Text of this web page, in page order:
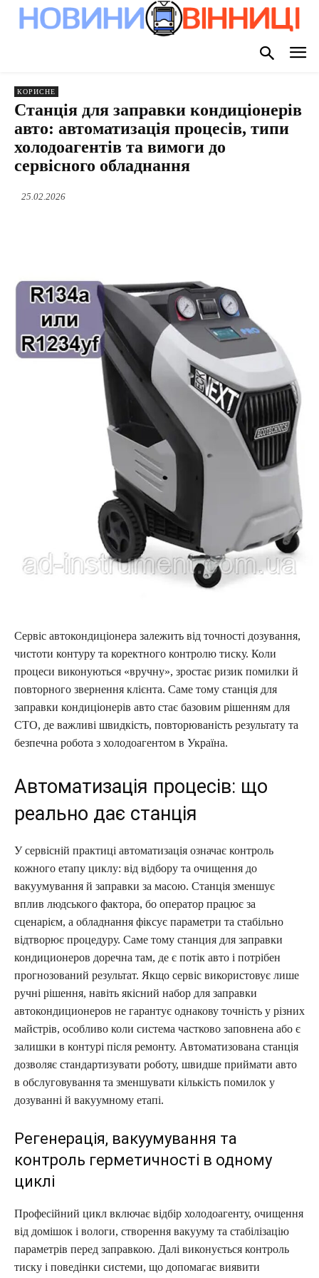
КОРИСНЕ
Станція для заправки кондиціонерів
авто: автоматизація процесів, типи
холодоагентів та вимоги до
сервісного обладнання
25.02.2026
Сервіс автокондиціонера залежить від точності дозування,
чистоти контуру та коректного контролю тиску. Коли
процеси виконуються «вручну», зростає ризик помилки й
повторного звернення клієнта. Саме тому станція для
заправки кондиціонерів авто стає базовим рішенням для
СТО, де важливі швидкість, повторюваність результату та
безпечна робота з холодоагентом в Україна.
Автоматизація процесів: що
реально дає станція
У сервісній практиці автоматизація означає контроль
кожного етапу циклу: від відбору та очищення до
вакуумування й заправки за масою. Станція зменшує
вплив людського фактора, бо оператор працює за
сценарієм, а обладнання фіксує параметри та стабільно
відтворює процедуру. Саме тому станция для заправки
кондиционеров доречна там, де є потік авто і потрібен
прогнозований результат. Якщо сервіс використовує лише
ручні рішення, навіть якісний набор для заправки
автокондиционеров не гарантує однакову точність у різних
майстрів, особливо коли система частково заповнена або є
залишки в контурі після ремонту. Автоматизована станція
дозволяє стандартизувати роботу, швидше приймати авто
в обслуговування та зменшувати кількість помилок у
дозуванні й вакуумному етапі.
Регенерація, вакуумування та
контроль герметичності в одному
циклі
Професійний цикл включає відбір холодоагенту, очищення
від домішок і вологи, створення вакууму та стабілізацію
параметрів перед заправкою. Далі виконується контроль
тиску і поведінки системи, що допомагає виявити